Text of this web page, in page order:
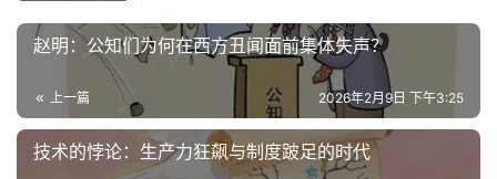
专
题
表
快
赵明：公知们为何在西方丑闻面前集体失声？
上一篇 2026年2月9日 下午3:25
技术的悖论：生产力狂飙与制度跛足的时代